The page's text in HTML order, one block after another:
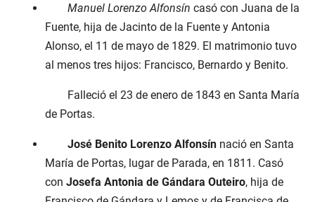
Manuel Lorenzo Alfonsín casó con Juana de la
Fuente, hija de Jacinto de la Fuente y Antonia
Alonso, el 11 de mayo de 1829. El matrimonio tuvo
al menos tres hijos: Francisco, Bernardo y Benito.
Falleció el 23 de enero de 1843 en Santa María
de Portas.
José Benito Lorenzo Alfonsín nació en Santa
María de Portas, lugar de Parada, en 1811 . Casó
con Josefa Antonia de Gándara Outeiro, hija de